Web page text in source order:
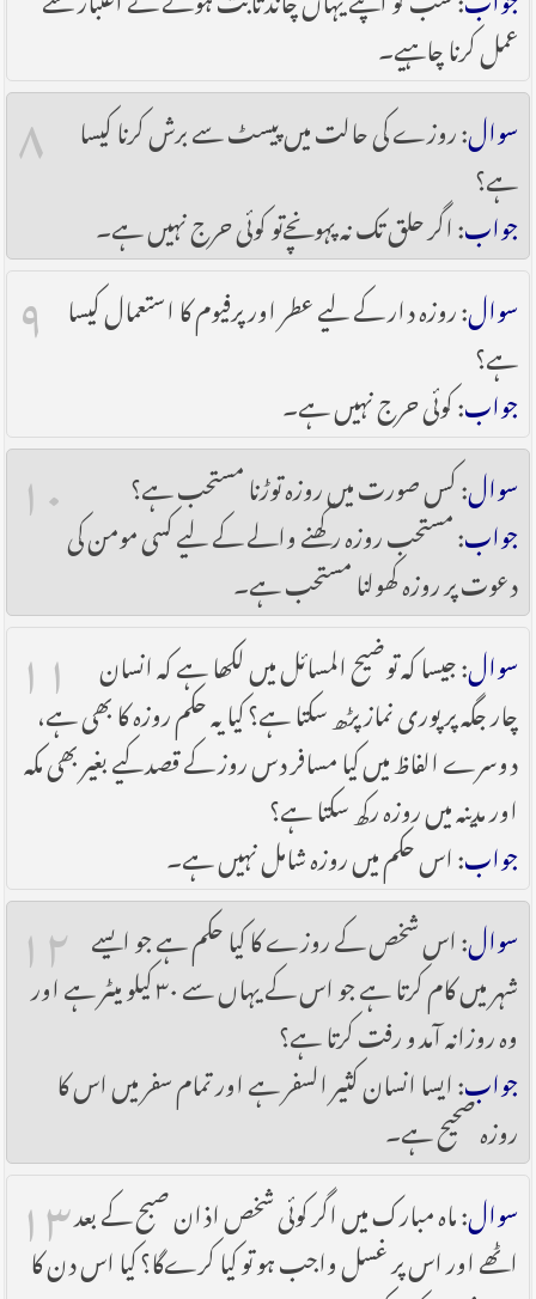
عمل کرنا چاہیے۔
۸ سوال: روزے کی حالت میں پیسٹ سے برش کرنا کیسا
ہے؟
جواب: اگر حلق تک نہ پہونچےتو کوئی حرج نہیں ہے۔
۹ سوال: روزہ دار کے لیے عطر اور پرفیوم کا استعمال کیسا
ہے؟
جواب: کوئی حرج نہیں ہے۔
۱۰ سوال: کس صورت میں روزہ توڑنا مستحب ہے؟
جواب: مستحب روزہ رکھنے والے کے لیے کسی مومن کی
دعوت پر روزہ کھولنا مستحب ہے۔
۱۱ سوال: جیسا کہ توضیح المسائل میں لکھا ہے کہ انسان
چار جگہ پر پوری نماز پڑھ سکتا ہے؟ کیا یہ حکم روزہ کا بھی ہے،
دوسرے الفاظ میں کیا مسافر دس روز کے قصد کیے بغیر بھی مکہ
اور مدینہ میں روزہ رکھ سکتا ہے؟
جواب: اس حکم میں روزہ شامل نہیں ہے۔
۱۲ سوال: اس شخص کے روزے کا کیا حکم ہے جو ایسے
شہر میں کام کرتا ہے جو اس کے یہاں سے ۳۰ کیلو میٹر ہے اور
وہ روزانہ آمد و رفت کرتا ہے؟
جواب: ایسا انسان کثیر السفر ہے اور تمام سفر میں اس کا
روزہ صحیح ہے۔
۱۳ سوال: ماہ مبارک میں اگر کوئی شخص اذان صبح کے بعد
اٹھے اور اس پر غسل واجب ہو تو کیا کرےگا؟ کیا اس دن کا